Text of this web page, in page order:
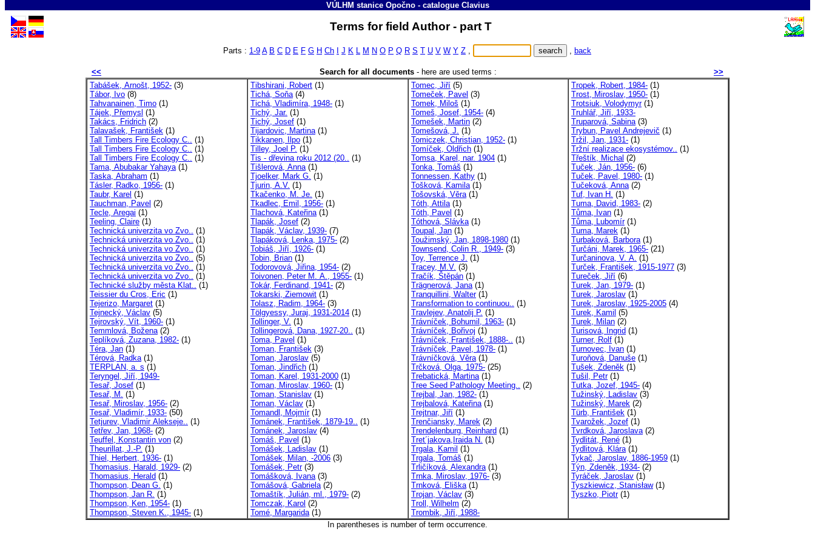
VÚLHM stanice Opočno- catalogue Clavius
Terms for field Author - part T
Parts : 1-9 A B C D E F G H Ch J K L M N O P Q R S T U V W Y Z , , back
<< Search for all documents- here are used terms :
>>
Tabášek, Arnošt, 1952- (3)
Tábor, Ivo (8)
Tahvanainen, Timo (1)
Tájek, Přemysl (1)
Takács, Fridrich (2)
Talavašek, František (1)
Tall Timbers Fire Ecology C.. (1)
Tall Timbers Fire Ecology C.. (1)
Tall Timbers Fire Ecology C.. (1)
Tama, Abubakar Yahaya(1)
Taska, Abraham (1)
Tásler, Radko, 1956- (1)
Taubr, Karel (1)
Tauchman, Pavel (2)
Tecle, Aregai (1)
Teeling, Claire (1)
Technická univerzita vo Zvo.. (1)
Technická univerzita vo Zvo.. (1)
Technická univerzita vo Zvo.. (1)
Technická univerzita vo Zvo.. (5)
Technická univerzita vo Zvo.. (1)
Technická univerzita vo Zvo.. (1)
Technické služby města Klat.. (1)
Teissier du Cros, Eric (1)
Tejerizo, Margaret (1)
Tejnecký, Václav (5)
Tejrovský, Vít, 1960- (1)
Temmlová, Božena(2)
Teplíková, Zuzana, 1982- (1)
Téra, Jan (1)
Térová, Radka(1)
TERPLAN, a. s (1)
Teryngel, Jiří, 1949-
Tesař, Josef (1)
Tesař, M. (1)
Tesař, Miroslav, 1956- (2)
Tesař, Vladimír, 1933- (50)
Tetjurev, Vladimir Alekseje.. (1)
Tetřev, Jan, 1968- (2)
Teuffel, Konstantin von (2)
Theurillat, J.-P. (1)
Thiel, Herbert, 1936- (1)
Thomasius, Harald, 1929- (2)
Thomasius, Herald (1)
Thompson, Dean G. (1)
Thompson, Jan R. (1)
Thompson, Ken, 1954- (1)
Thompson, Steven K., 1945- (1)
Tibshirani, Robert (1)
Tichá, Soňa(4)
Tichá, Vladimíra, 1948- (1)
Tichý, Jar. (1)
Tichý, Josef (1)
Tijardovic, Martina(1)
Tikkanen, Ilpo (1)
Tilley, Joel P. (1)
Tis - dřevina roku 2012 (20.. (1)
Tišlerová, Anna(1)
Tjoelker, Mark G. (1)
Tjurin, A.V. (1)
Tkačenko, M. Je. (1)
Tkadlec, Emil, 1956- (1)
Tlachová, Kateřina(1)
Tlapák, Josef (2)
Tlapák, Václav, 1939- (7)
Tlapáková, Lenka, 1975- (2)
Tobiáš, Jiří, 1926- (1)
Tobin, Brian (1)
Todorovová, Jiřina, 1954- (2)
Toivonen, Peter M. A., 1955- (1)
Tokár, Ferdinand, 1941- (2)
Tokarski, Ziemowit (1)
Tolasz, Radim, 1964- (3)
Tölgyessy, Juraj, 1931-2014 (1)
Tollinger, V. (1)
Tollingerová, Dana, 1927-20.. (1)
Toma, Pavel (1)
Toman, František (3)
Toman, Jaroslav (5)
Toman, Jindřich (1)
Toman, Karel, 1931-2000 (1)
Toman, Miroslav, 1960- (1)
Toman, Stanislav (1)
Toman, Václav (1)
Tomandl, Mojmír(1)
Tománek, František, 1879-19.. (1)
Tománek, Jaroslav (4)
Tomáš, Pavel (1)
Tomášek, Ladislav (1)
Tomášek, Milan, -2006 (3)
Tomášek, Petr(3)
Tomášková, Ivana(3)
Tomášová, Gabriela(2)
Tomaštík, Julián, ml., 1979- (2)
Tomczak, Karol (2)
Tomé, Margarida(1)
Tomec, Jiří (5)
Tomeček, Pavel (3)
Tomek, Miloš (1)
Tomeš, Josef, 1954- (4)
Tomešek, Martin (2)
Tomešová, J. (1)
Tomiczek, Christian, 1952- (1)
Tomíček, Oldřich (1)
Tomsa, Karel, nar. 1904 (1)
Tonka, Tomáš (1)
Tonnessen, Kathy (1)
Tošková, Kamila(1)
Tošovská, Věra(1)
Tóth, Attila(1)
Tóth, Pavel (1)
Tóthová, Slávka(1)
Toupal, Jan (1)
Toužimský, Jan, 1898-1980 (1)
Townsend, Colin R., 1949- (3)
Toy, Terrence J. (1)
Tracey, M.V. (3)
Tračík, Štěpán (1)
Trägnerová, Jana(1)
Tranquillini, Walter(1)
Transformation to continuou.. (1)
Travlejev, Anatolij P. (1)
Trávníček, Bohumil, 1963- (1)
Trávníček, Bořivoj (1)
Trávníček, František, 1888-.. (1)
Trávníček, Pavel, 1978- (1)
Trávníčková, Věra(1)
Trčková, Olga, 1975- (25)
Trebatická, Martina(1)
Tree Seed Pathology Meeting.. (2)
Trejbal, Jan, 1982- (1)
Trejbalová, Kateřina(1)
Trejtnar, Jiří (1)
Trenčiansky, Marek (2)
Trendelenburg, Reinhard (1)
Tret´jakova,Iraida N. (1)
Trgala, Kamil (1)
Trgala, Tomáš (1)
Trličíková, Alexandra(1)
Trnka, Miroslav, 1976- (3)
Trnková, Eliška(1)
Trojan, Václav (3)
Troll, Wilhelm (2)
Trombik, Jiří, 1988-
Tropek, Robert, 1984- (1)
Trost, Miroslav, 1950- (1)
Trotsiuk, Volodymyr(1)
Truhlář, Jiří, 1933-
Truparová, Sabina(3)
Trybun, Pavel Andrejevič (1)
Tržil, Jan, 1931- (1)
Tržní realizace ekosystémov.. (1)
Třeštík, Michal (2)
Tuček, Ján, 1956- (6)
Tuček, Pavel, 1980- (1)
Tučeková, Anna(2)
Tuf, Ivan H. (1)
Tuma, David, 1983- (2)
Tůma, Ivan (1)
Tůma, Lubomír(1)
Tuma, Marek (1)
Turbaková, Barbora(1)
Turčáni, Marek, 1965- (21)
Turčaninova, V. A. (1)
Turček, František, 1915-1977 (3)
Tureček, Jiří (6)
Turek, Jan, 1979- (1)
Turek, Jaroslav (1)
Turek, Jaroslav, 1925-2005 (4)
Turek, Kamil (5)
Turek, Milan (2)
Turisová, Ingrid (1)
Turner, Rolf (1)
Turnovec, Ivan (1)
Turoňová, Danuše (1)
Tušek, Zdeněk (1)
Tušil, Petr(1)
Tutka, Jozef, 1945- (4)
Tužinský, Ladislav (3)
Tužinský, Marek (2)
Türb, František (1)
Tvarožek, Jozef (1)
Tvrdková, Jaroslava(2)
Tydlitát, René (1)
Tydlitová, Klára(1)
Tykač, Jaroslav, 1886-1959 (1)
Týn, Zdeněk, 1934- (2)
Tyráček, Jaroslav (1)
Tyszkiewicz, Stanisław(1)
Tyszko, Piotr(1)
In parentheses is number of term occurrence.